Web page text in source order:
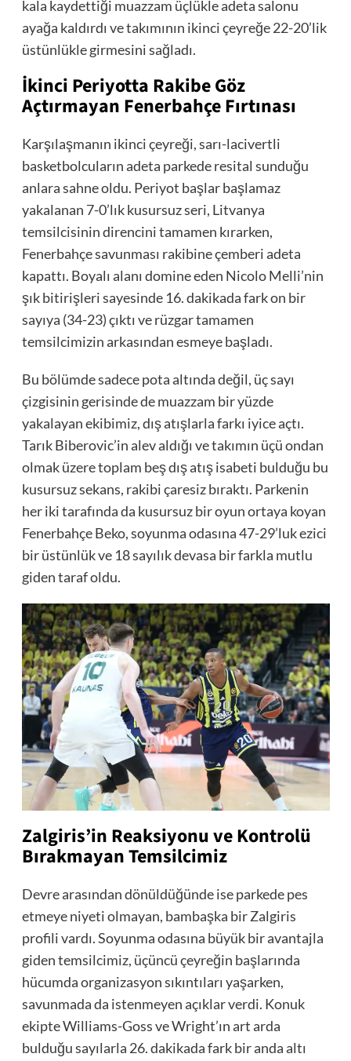
kala kaydettiği muazzam üçlükle adeta salonu
ayağa kaldırdı ve takımının ikinci çeyreğe 22-20’lik
üstünlükle girmesini sağladı.
İkinci Periyotta Rakibe Göz
Açtırmayan Fenerbahçe Fırtınası
Karşılaşmanın ikinci çeyreği, sarı-lacivertli
basketbolcuların adeta parkede resital sunduğu
anlara sahne oldu. Periyot başlar başlamaz
yakalanan 7-0’lık kusursuz seri, Litvanya
temsilcisinin direncini tamamen kırarken,
Fenerbahçe savunması rakibine çemberi adeta
kapattı. Boyalı alanı domine eden Nicolo Melli’nin
şık bitirişleri sayesinde 16. dakikada fark on bir
sayıya (34-23) çıktı ve rüzgar tamamen
temsilcimizin arkasından esmeye başladı.
Bu bölümde sadece pota altında değil, üç sayı
çizgisinin gerisinde de muazzam bir yüzde
yakalayan ekibimiz, dış atışlarla farkı iyice açtı.
Tarık Biberovic’in alev aldığı ve takımın üçü ondan
olmak üzere toplam beş dış atış isabeti bulduğu bu
kusursuz sekans, rakibi çaresiz bıraktı. Parkenin
her iki tarafında da kusursuz bir oyun ortaya koyan
Fenerbahçe Beko, soyunma odasına 47-29’luk ezici
bir üstünlük ve 18 sayılık devasa bir farkla mutlu
giden taraf oldu.
Zalgiris’in Reaksiyonu ve Kontrolü
Bırakmayan Temsilcimiz
Devre arasından dönüldüğünde ise parkede pes
etmeye niyeti olmayan, bambaşka bir Zalgiris
profili vardı. Soyunma odasına büyük bir avantajla
giden temsilcimiz, üçüncü çeyreğin başlarında
hücumda organizasyon sıkıntıları yaşarken,
savunmada da istenmeyen açıklar verdi. Konuk
ekipte Williams-Goss ve Wright’ın art arda
bulduğu sayılarla 26. dakikada fark bir anda altı